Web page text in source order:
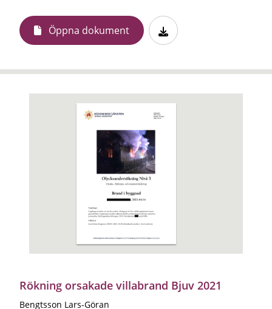
Öppna dokument
Rökning orsakade villabrand Bjuv 2021
Bengtsson Lars-Göran